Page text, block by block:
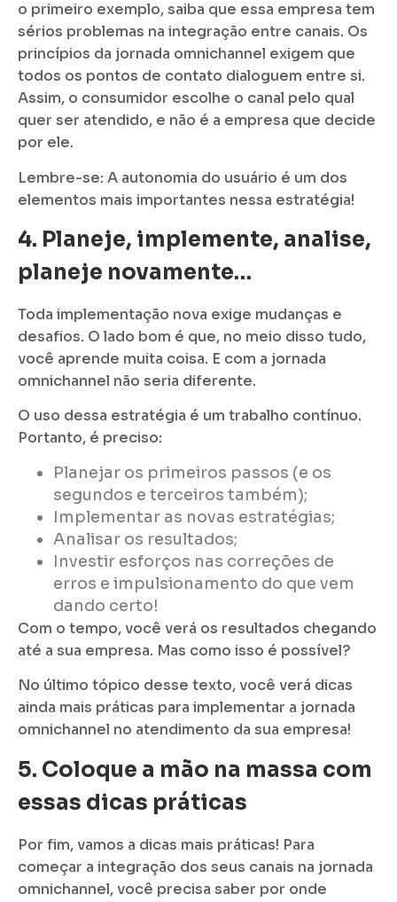
o primeiro exemplo, saiba que essa empresa tem
sérios problemas na integração entre canais. Os
princípios da jornada omnichannel exigem que
todos os pontos de contato dialoguem entre si.
Assim, o consumidor escolhe o canal pelo qual
quer ser atendido, e não é a empresa que decide
por ele.
Lembre-se: A autonomia do usuário é um dos
elementos mais importantes nessa estratégia!
4. Planeje, implemente, analise,
planeje novamente…
Toda implementação nova exige mudanças e
desafios. O lado bom é que, no meio disso tudo,
você aprende muita coisa. E com a jornada
omnichannel não seria diferente.
O uso dessa estratégia é um trabalho contínuo.
Portanto, é preciso:
Planejar os primeiros passos (e os
segundos e terceiros também);
Implementar as novas estratégias;
Analisar os resultados;
Investir esforços nas correções de
erros e impulsionamento do que vem
dando certo!
Com o tempo, você verá os resultados chegando
até a sua empresa. Mas como isso é possível?
No último tópico desse texto, você verá dicas
ainda mais práticas para implementar a jornada
omnichannel no atendimento da sua empresa!
5. Coloque a mão na massa com
essas dicas práticas
Por fim, vamos a dicas mais práticas! Para
começar a integração dos seus canais na jornada
omnichannel, você precisa saber por onde